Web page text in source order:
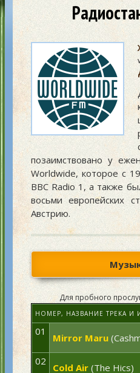
позаимствовано у
Worldwide, которое с
BBC Radio 1, а также
восьми европейских
Австрию.
Для пробного
НОМЕР, НАЗВАНИЕ ТРЕКА И
01
Mirror Maru
02
Cold Air(The Hics)